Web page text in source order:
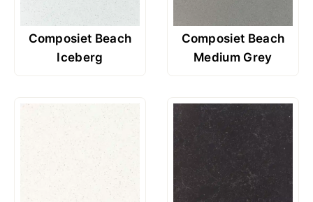
Composiet Beach
Iceberg
Composiet Beach
Medium Grey